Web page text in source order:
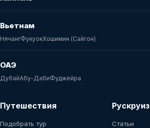
Вьетнам
НячангФукуокХошимин (Сайгон)
ОАЭ
ДубайАбу-ДабиФуджейра
Путешествия
Подобрать тур
Рускруиз
Статьи